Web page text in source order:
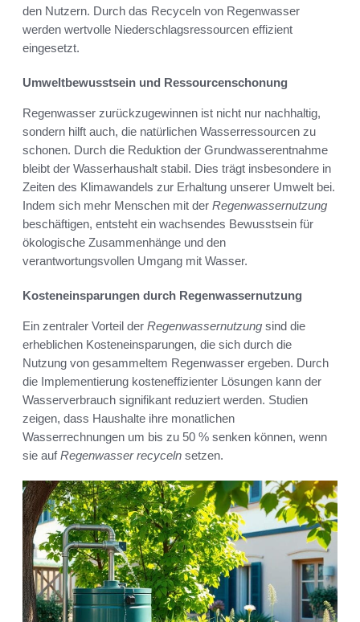
den Nutzern. Durch das Recyceln von Regenwasser
werden wertvolle Niederschlagsressourcen effizient
eingesetzt.
Umweltbewusstsein und Ressourcenschonung
Regenwasser zurückzugewinnen ist nicht nur nachhaltig,
sondern hilft auch, die natürlichen Wasserressourcen zu
schonen. Durch die Reduktion der Grundwasserentnahme
bleibt der Wasserhaushalt stabil. Dies trägt insbesondere in
Zeiten des Klimawandels zur Erhaltung unserer Umwelt bei.
Indem sich mehr Menschen mit der Regenwassernutzung
beschäftigen, entsteht ein wachsendes Bewusstsein für
ökologische Zusammenhänge und den
verantwortungsvollen Umgang mit Wasser.
Kosteneinsparungen durch Regenwassernutzung
Ein zentraler Vorteil der Regenwassernutzung sind die
erheblichen Kosteneinsparungen, die sich durch die
Nutzung von gesammeltem Regenwasser ergeben. Durch
die Implementierung kosteneffizienter Lösungen kann der
Wasserverbrauch signifikant reduziert werden. Studien
zeigen, dass Haushalte ihre monatlichen
Wasserrechnungen um bis zu 50 % senken können, wenn
sie aufRegenwasser recyceln setzen.